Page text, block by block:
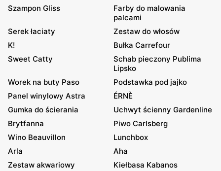
Szampon Gliss
Farby do malowania
palcami
Serek łaciaty
Zestaw do włosów
K!
Bułka Carrefour
Sweet Catty
Schab pieczony Publima
Lipsko
Worek na buty Paso
Podstawka pod jajko
Panel winylowy Astra
ÉRNÈ
Gumka do ścierania
Uchwyt ścienny Gardenline
Brytfanna
Piwo Carlsberg
Wino Beauvillon
Lunchbox
Arla
Aha
Zestaw akwariowy
Kiełbasa Kabanos